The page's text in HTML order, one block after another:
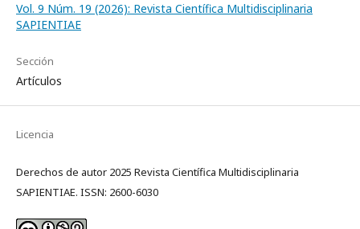
Vol. 9 Núm. 19 (2026): Revista Científica Multidisciplinaria
SAPIENTIAE
Sección
Artículos
Licencia
Derechos de autor 2025 Revista Científica Multidisciplinaria
SAPIENTIAE. ISSN: 2600-6030